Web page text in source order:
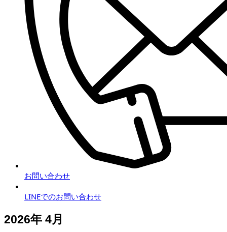
お問い合わせ
LINEでのお問い合わせ
2026年 4月